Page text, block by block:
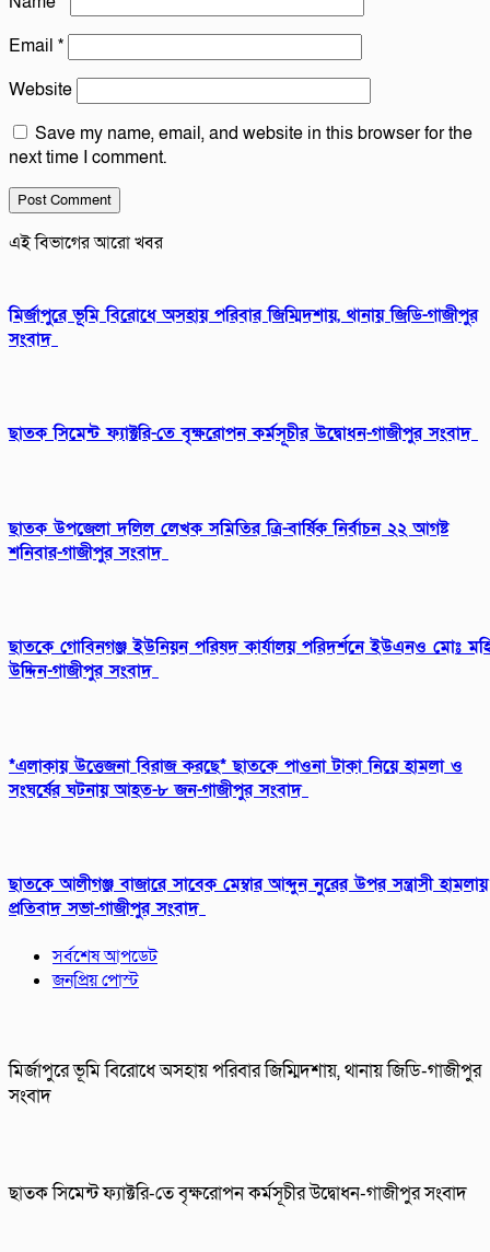
Email *
Website
Save my name, email, and website in this browser for the
next time I comment.
এই বিভাগের আরো খবর
মির্জাপুরে ভূমি বিরোধে অসহায় পরিবার জিম্মিদশায়, থানায় জিডি-গাজীপুর
সংবাদ
ছাতক সিমেন্ট ফ্যাক্টরি-তে বৃক্ষরোপন কর্মসূচীর উদ্বোধন-গাজীপুর সংবাদ
ছাতক উপজেলা দলিল লেখক সমিতির ত্রি-বার্ষিক নির্বাচন ২২ আগষ্ট
শনিবার-গাজীপুর সংবাদ
ছাতকে গোবিনগঞ্জ ইউনিয়ন পরিষদ কার্যালয় পরিদর্শনে ইউএনও মোঃ
উদ্দিন-গাজীপুর সংবাদ
*এলাকায় উত্তেজনা বিরাজ করছে* ছাতকে পাওনা টাকা নিয়ে হামলা ও
সংঘর্ষের ঘটনায় আহত-৮ জন-গাজীপুর সংবাদ
ছাতকে আলীগঞ্জ বাজারে সাবেক মেম্বার আব্দুন নুরের উপর সন্ত্রাসী হামলায়
প্রতিবাদ সভা-গাজীপুর সংবাদ
সর্বশেষ আপডেট
জনপ্রিয় পোস্ট
মির্জাপুরে ভূমি বিরোধে অসহায় পরিবার জিম্মিদশায়, থানায় জিডি-গাজীপুর
সংবাদ
ছাতক সিমেন্ট ফ্যাক্টরি-তে বৃক্ষরোপন কর্মসূচীর উদ্বোধন-গাজীপুর সংবাদ